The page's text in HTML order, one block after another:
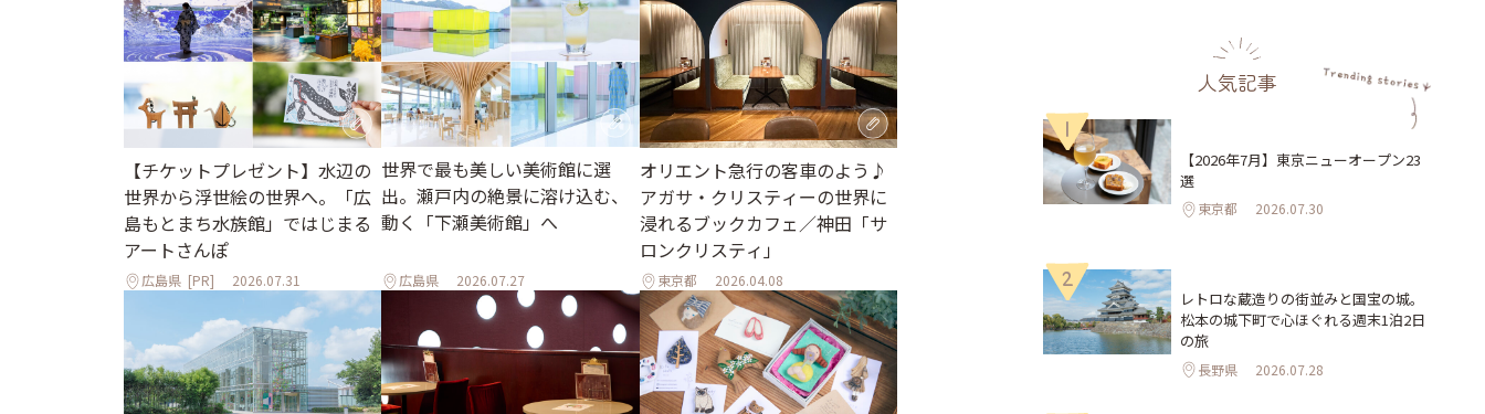
【チケットプレゼント】水辺の
世界から浮世絵の世界へ。「広
島もとまち水族館」ではじまる
アートさんぽ
広島県 [PR] 2026.07.31
世界で最も美しい美術館に選
出。瀬戸内の絶景に溶け込む、
動く「下瀬美術館」へ
広島県 2026.07.27
オリエント急行の客車のよう♪
アガサ・クリスティーの世界に
浸れるブックカフェ／神田「サ
ロンクリスティ」
東京都 2026.04.08
人気記事
1
【2026年7月】東京ニューオープン23
選
東京都 2026.07.30
2
レトロな蔵造りの街並みと国宝の城。
松本の城下町で心ほぐれる週末1泊2日
の旅
長野県 2026.07.28